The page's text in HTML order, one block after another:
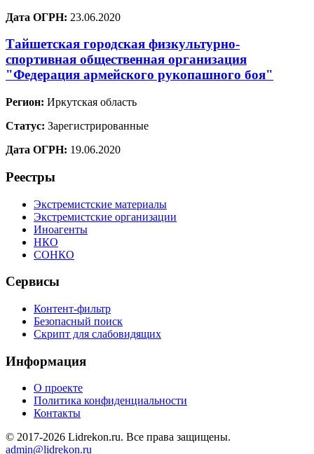
Дата ОГРН: 23.06.2020
Тайшетская городская физкультурно-
спортивная общественная организация
"Федерация армейского рукопашного боя"
Регион: Иркутская область
Статус: Зарегистрированные
Дата ОГРН: 19.06.2020
Реестры
Экстремистские материалы
Экстремистские организации
Иноагенты
НКО
СОНКО
Сервисы
Контент-фильтр
Безопасный поиск
Скрипт для слабовидящих
Информация
О проекте
Политика конфиденциальности
Контакты
© 2017-2026 Lidrekon.ru. Все права защищены.
admin@lidrekon.ru